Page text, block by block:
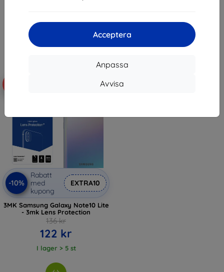
Acceptera
Anpassa
Avvisa
I lager > 5 st I lager > 5 st
-10%
Rabatt
med
kupong
EXTRA10
3MK Samsung Galaxy Note10 Lite
- 3mk Lens Protection
136 kr
122 kr
I lager > 5 st